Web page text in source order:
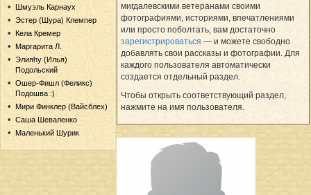
Шмуэль Карнаух
Эстер (Шура) Клемпер
Кела Кремер
Маргарита Л.
Элияhу (Илья)
Подольский
Ошер-Фишл (Феликс)
Подошва :)
Мири Финклер (Вайсблех)
Саша Шеваленко
Маленький Шурик
мигдалевскими ветеранами своими
фотографиями, историями, впечатлениями
или просто поболтать, вам достаточно
зарегистрироваться — и можете свободно
добавлять свои рассказы и фотографии. Для
каждого пользователя автоматически
создается отдельный раздел.
Чтобы открыть соответствующий раздел,
нажмите на имя пользователя.